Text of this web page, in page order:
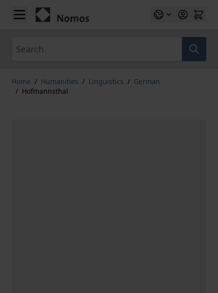
Skip to Content
Home / Humanities / Linguistics / German
/ Hofmannsthal